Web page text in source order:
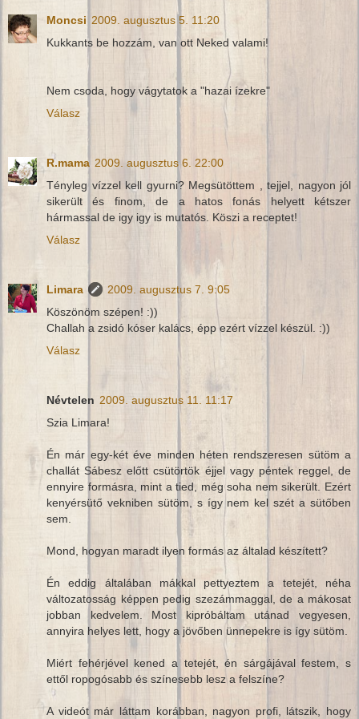
Moncsi 2009. augusztus 5. 11:20
Kukkants be hozzám, van ott Neked valami!
Nem csoda, hogy vágytatok a "hazai ízekre"
Válasz
R.mama 2009. augusztus 6. 22:00
Tényleg vízzel kell gyurni? Megsütöttem , tejjel, nagyon jól
sikerült és finom, de a hatos fonás helyett kétszer
hármassal de igy igy is mutatós. Köszi a receptet!
Válasz
Limara
2009. augusztus 7. 9:05
Köszönöm szépen! :))
Challah a zsidó kóser kalács, épp ezért vízzel készül. :))
Válasz
Névtelen 2009. augusztus 11. 11:17
Szia Limara!
Én már egy-két éve minden héten rendszeresen sütöm a
challát Sábesz előtt csütörtök éjjel vagy péntek reggel, de
ennyire formásra, mint a tied, még soha nem sikerült. Ezért
kenyérsütő vekniben sütöm, s így nem kel szét a sütőben
sem.
Mond, hogyan maradt ilyen formás az általad készített?
Én eddig általában mákkal pettyeztem a tetejét, néha
változatosság képpen pedig szezámmaggal, de a mákosat
jobban kedvelem. Most kipróbáltam utánad vegyesen,
annyira helyes lett, hogy a jövőben ünnepekre is így sütöm.
Miért fehérjével kened a tetejét, én sárgájával festem, s
ettől ropogósabb és színesebb lesz a felszíne?
A videót már láttam korábban, nagyon profi, látszik, hogy